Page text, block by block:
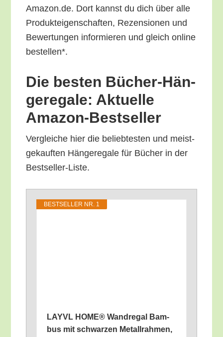
Amazon.de. Dort kannst du dich über alle
Pro­duk­tei­gen­schaf­ten, Rezen­sio­nen und
Bewer­tun­gen infor­mie­ren und gleich online
bestellen*.
Die bes­ten Bücher-Hän­
ge­re­ga­le: Aktu­el­le
Amazon-Bestseller
Ver­glei­che hier die belieb­tes­ten und meist­
ge­kauf­ten Hän­ge­re­ga­le für Bücher in der
Bestseller-Liste.
BEST­SEL­LER NR. 1
LAYVL HOME® Wand­re­gal Bam­
bus mit schwar­zen Metall­rah­men,